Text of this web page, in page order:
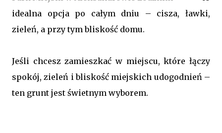
idealna opcja po całym dniu – cisza, ławki,
zieleń, a przy tym bliskość domu.
Jeśli chcesz zamieszkać w miejscu, które łączy
spokój, zieleń i bliskość miejskich udogodnień –
ten grunt jest świetnym wyborem.